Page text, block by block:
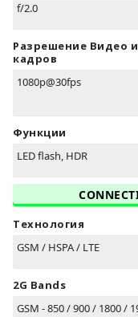
f/2.0
Разрешение Видео
кадров
1080p@30fps
Функции
LED flash, HDR
Технология
GSM / HSPA / LTE
2G Bands
GSM - 850 / 900 / 1800 /